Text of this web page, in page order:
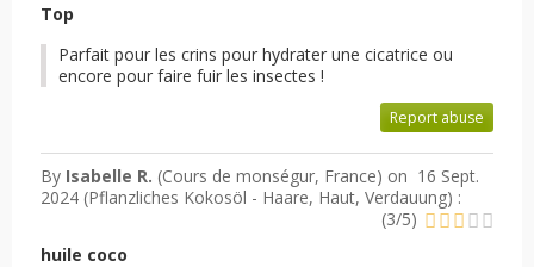
Top
Parfait pour les crins pour hydrater une cicatrice ou
encore pour faire fuir les insectes !
Report abuse
By Isabelle R. (Cours de monségur, France) on 16 Sept.
2024 (Pflanzliches Kokosöl - Haare, Haut, Verdauung) :
(3/5)
huile coco